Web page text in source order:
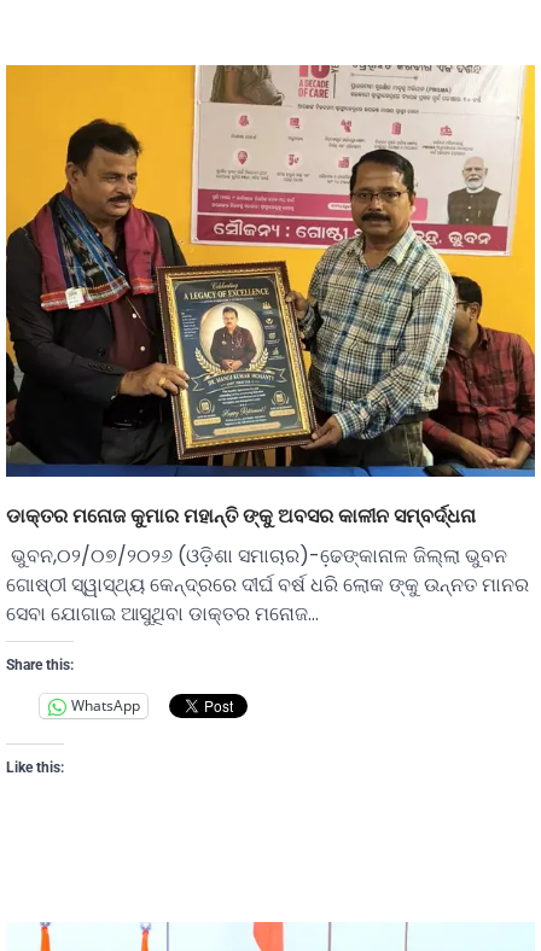
ଡାକ୍ତର ମନୋଜ କୁମାର ମହାନ୍ତି ଙ୍କୁ ଅବସର କାଳୀନ ସମ୍ବର୍ଦ୍ଧନା
ଭୁବନ,୦୨/୦୭/୨୦୨୬ (ଓଡ଼ିଶା ସମାଚାର)-ଢେ଼ଙ୍କାନାଳ ଜିଲ୍ଲା ଭୁବନ
ଗୋଷ୍ଠୀ ସ୍ୱାସ୍ଥ୍ୟ କେନ୍ଦ୍ରରେ ଦୀର୍ଘ ବର୍ଷ ଧରି ଲୋକ ଙ୍କୁ ଉନ୍ନତ ମାନର
ସେବା ଯୋଗାଇ ଆସୁଥିବା ଡାକ୍ତର ମନୋଜ…
Share this:
WhatsApp
Like this: